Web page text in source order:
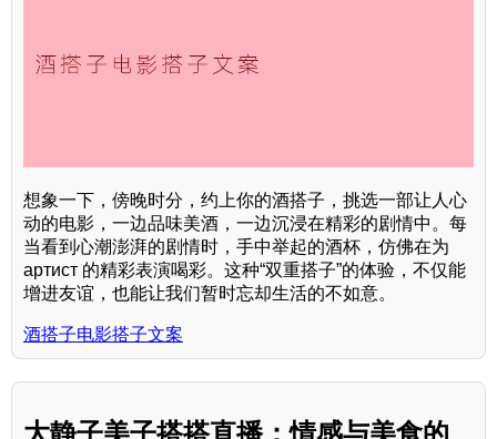
想象一下，傍晚时分，约上你的酒搭子，挑选一部让人心
动的电影，一边品味美酒，一边沉浸在精彩的剧情中。每
当看到心潮澎湃的剧情时，手中举起的酒杯，仿佛在为
артист 的精彩表演喝彩。这种“双重搭子”的体验，不仅能
增进友谊，也能让我们暂时忘却生活的不如意。
酒搭子电影搭子文案